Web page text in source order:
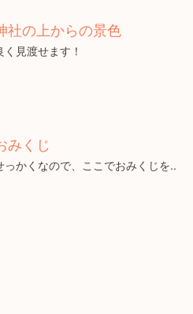
社の上からの景色
く見渡せます！
みくじ
っかくなので、ここでおみくじを..